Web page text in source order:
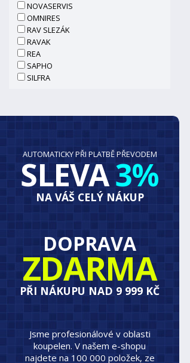
NOVASERVIS
OMNIRES
RAV SLEZÁK
RAVAK
REA
SAPHO
SILFRA
AUTOMATICKY PŘI PLATBĚ PŘEVODEM
SLEVA3%
NA VÁŠ CELÝ NÁKUP
DOPRAVA
ZDARMA
PŘI NÁKUPU NAD 9 999 KČ
Jsme profesionálové v oblasti
koupelen. V našem e-shopu
najdete na 100 000 položek, ze